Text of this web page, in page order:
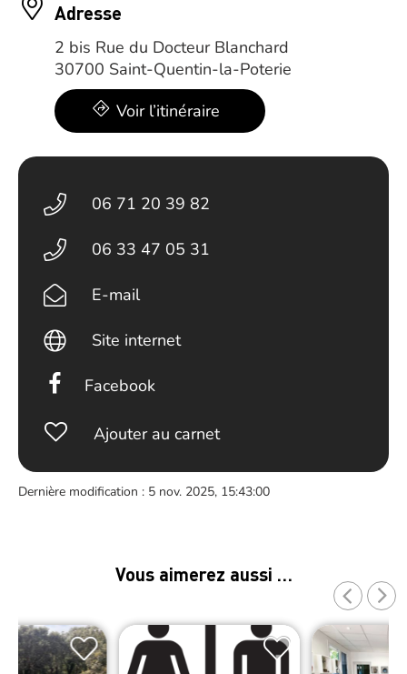
Adresse
2 bis Rue du Docteur Blanchard
30700 Saint-Quentin-la-Poterie
Voir l’itinéraire
06 71 20 39 82
06 33 47 05 31
E-mail
Site internet
Facebook
Ajouter au carnet
Dernière modification : 5 nov. 2025, 15:43:00
Vous aimerez aussi …